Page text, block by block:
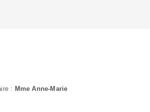
: Mme Anne-Marie